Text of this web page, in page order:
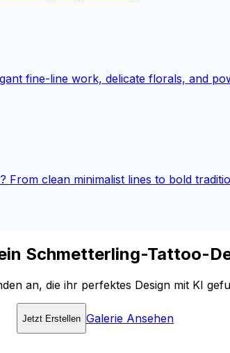
fine-line work, delicate florals, and
clean minimalist lines to bold
Schmetterling-Tattoo-
an, die ihr perfektes Design mit KI
Jetzt Erstellen Galerie Ansehen